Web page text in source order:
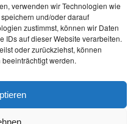
verwenden wir Technologien wie
und/oder darauf
zustimmst, können wir Daten
IDs auf dieser Website verarbeiten.
oder zurückziehst, können
werden.
Uhr
Streckeab 16 Uhrgesperrt
veröffentlicht. Setze ein